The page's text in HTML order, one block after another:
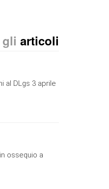
articoli
al DLgs 3 aprile
ossequio a